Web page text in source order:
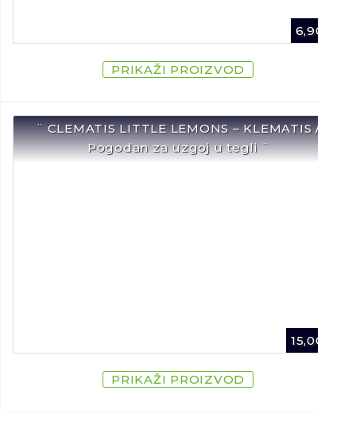
6,90
PRIKAŽI PROIZVOD
¨ CLEMATIS LITTLE LEMONS – KLEMATIS /
Pogodan za uzgoj u tegli ¨
15,00
PRIKAŽI PROIZVOD